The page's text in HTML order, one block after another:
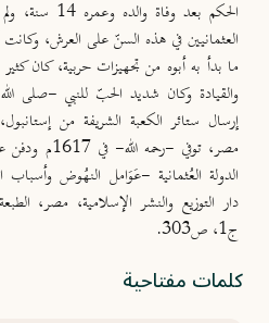
الحكم بعد
العثمانيين في هذه السنّ على العرش، وكانت
ما بدأ به أبوه من تجهيزات حربية، كان كثير
والقيادة وكان شديد الحبّ للنبي -صلى
إرسال ستائر الكعبة الشريفة من
مصر، توفي -
الدولة العُثمانية -عَوَامل النهُوض
ج1، ص303.
كلمات مفتاحية